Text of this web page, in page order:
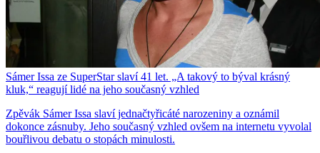
Sámer Issa ze SuperStar slaví 41 let. „A takový to býval krásný
kluk,“ reagují lidé na jeho současný vzhled
Zpěvák Sámer Issa slaví jednačtyřicáté narozeniny a oznámil
dokonce zásnuby. Jeho současný vzhled ovšem na internetu vyvolal
bouřlivou debatu o stopách minulosti.